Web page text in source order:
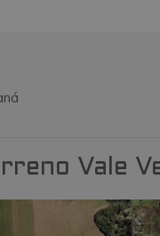
Vale